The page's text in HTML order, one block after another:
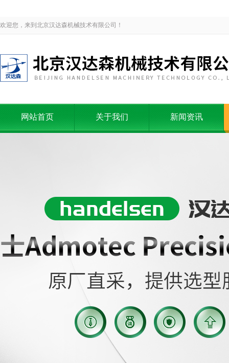
欢迎您，来到北京汉达森机械技术有限公司！
网站首页 关于我们 新闻资讯